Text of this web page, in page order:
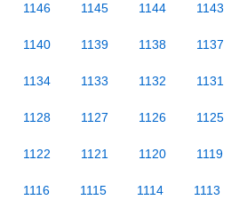
1146 1145 1144 1143
1140 1139 1138 1137
1134 1133 1132 1131
1128 1127 1126 1125
1122 1121 1120 1119
1116 1115 1114 1113